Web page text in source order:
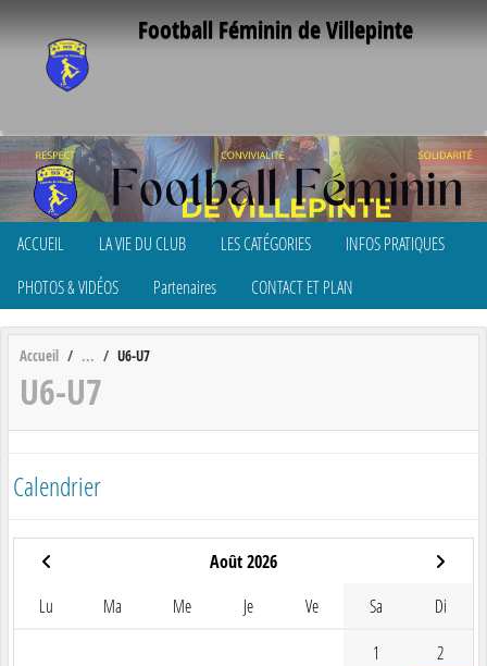
Football Féminin de Villepinte
ACCUEIL LA VIE DU CLUB LES CATÉGORIES
INFOS PRATIQUES
PHOTOS & VIDÉOS
Partenaires CONTACT ET PLAN
Accueil U6-U7
U6-U7
Calendrier
Août 2026
Lu Ma Me Je Ve Sa Di
1 2